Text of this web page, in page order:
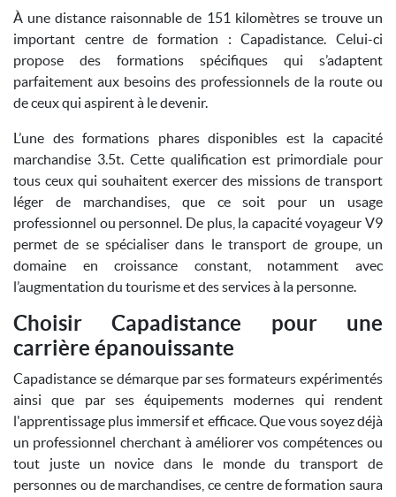
À une distance raisonnable de 151 kilomètres se trouve un
important centre de formation : Capadistance. Celui-ci
propose des formations spécifiques qui s’adaptent
parfaitement aux besoins des professionnels de la route ou
de ceux qui aspirent à le devenir.
L’une des formations phares disponibles est la capacité
marchandise 3.5t. Cette qualification est primordiale pour
tous ceux qui souhaitent exercer des missions de transport
léger de marchandises, que ce soit pour un usage
professionnel ou personnel. De plus, la capacité voyageur V9
permet de se spécialiser dans le transport de groupe, un
domaine en croissance constant, notamment avec
l’augmentation du tourisme et des services à la personne.
Choisir Capadistance pour une
carrière épanouissante
Capadistance se démarque par ses formateurs expérimentés
ainsi que par ses équipements modernes qui rendent
l'apprentissage plus immersif et efficace. Que vous soyez déjà
un professionnel cherchant à améliorer vos compétences ou
tout juste un novice dans le monde du transport de
personnes ou de marchandises, ce centre de formation saura